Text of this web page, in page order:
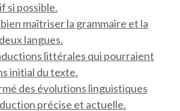
si possible.
bien maîtriser la grammaire et la
langues.
littérales qui pourraient
initial du texte.
des évolutions linguistiques
précise et actuelle.